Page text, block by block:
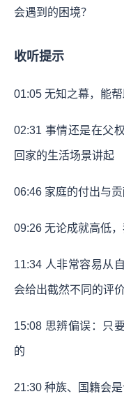
会遇到的困境？
收听提示
01:05 无知之幕，能
02:31 事情还是在父
回家的生活场景讲起
06:46 家庭的付出与
09:26 无论成就高低
11:34 人非常容易从
会给出截然不同的评
15:08 思辨偏误：只
的
21:30 种族、国籍会